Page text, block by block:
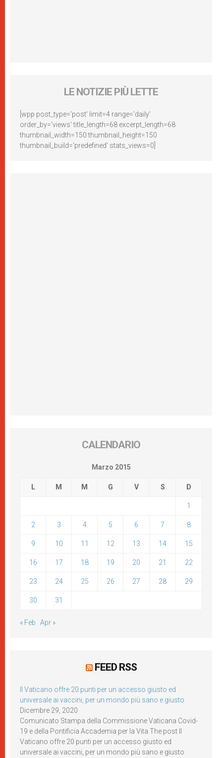
LE NOTIZIE PIÙ LETTE
[wpp post_type='post' limit=4 range='daily'
order_by='views' title_length=68 excerpt_length=68
thumbnail_width=150 thumbnail_height=150
thumbnail_build='predefined' stats_views=0]
CALENDARIO
Marzo 2015
L M M G V S D
1
2 3 4 5 6 7 8
9 10 11 12 13 14 15
16 17 18 19 20 21 22
23 24 25 26 27 28 29
30 31
« Feb Apr »
FEED RSS
Il Vaticano offre 20 punti per un accesso giusto ed
universale ai vaccini, per un mondo più sano e giusto
Dicembre 29, 2020
Comunicato Stampa della Commissione Vaticana Covid-
19 e della Pontificia Accademia per la Vita The post Il
Vaticano offre 20 punti per un accesso giusto ed
universale ai vaccini, per un mondo più sano e giusto